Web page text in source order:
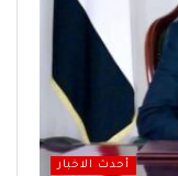
أحدث الاخبار